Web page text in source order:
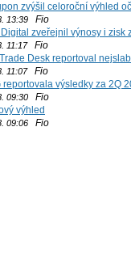
zvýšil celoroční výhled
13:39 Fio
zveřejnil výnosy i zisk
11:17Fio
Desk reportoval
11:07Fio
reportovala výsledky za 2Q
09:30 Fio
výhled
09:06 Fio